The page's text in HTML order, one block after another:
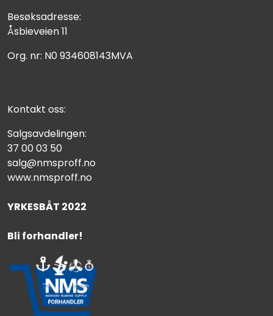
Besøksadresse:
Åsbieveien 11
Org. nr: N0 934608143MVA
Kontakt oss:
Salgsavdelingen:
37 00 03 50
salg@nmsproff.no
www.nmsproff.no
YRKESBÅT 2022
Bli forhandler!